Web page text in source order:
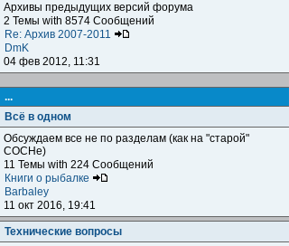
Архивы предыдущих версий форума
2 Темы with 8574 Сообщений
Re: Архив 2007-2011
DmK
04 фев 2012, 11:31
...
Всё в одном
Обсуждаем все не по разделам (как на "старой"
СОСНе)
11 Темы with 224 Сообщений
Книги о рыбалке
Barbaley
11 окт 2016, 19:41
Технические вопросы